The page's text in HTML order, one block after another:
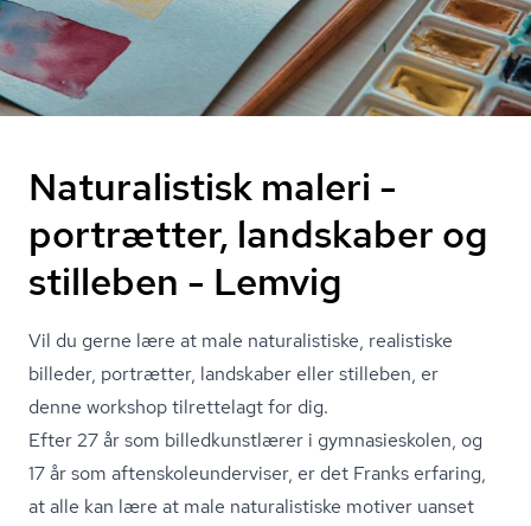
Naturalistisk maleri -
portrætter, landskaber og
stilleben - Lemvig
Vil du gerne lære at male naturalistiske, realistiske
billeder, portrætter, landskaber eller stilleben, er
denne workshop tilrettelagt for dig.
Efter 27 år som bil­led­kunst­læ­rer i gymnasieskolen, og
17 år som af­tenskole­un­der­vi­ser, er det Franks erfaring,
at alle kan lære at male naturalistiske motiver uanset